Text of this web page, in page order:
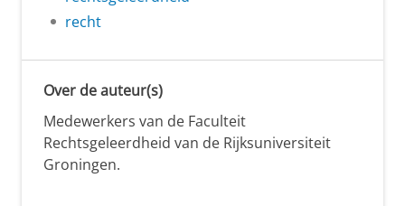
recht
Over de auteur(s)
Medewerkers van de Faculteit
Rechtsgeleerdheid van de Rijksuniversiteit
Groningen.